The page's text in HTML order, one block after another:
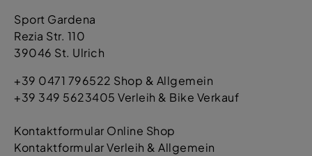
Sport Gardena
Rezia Str. 110
39046 St. Ulrich
+39 0471 796522 Shop & Allgemein
+39 349 5623405 Verleih & Bike Verkauf
Kontaktformular Online Shop
Kontaktformular Verleih & Allgemein